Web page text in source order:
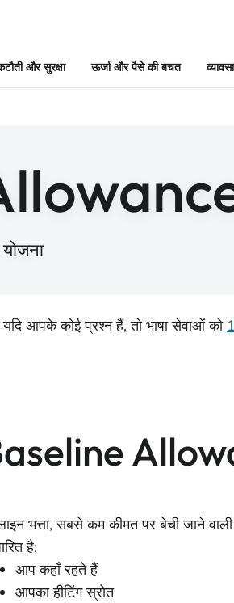
और सुरक्षा ऊर्जा और पैसे की बचत
आपके कोई प्रश्न हैं, तो भाषा सेवाओं को
भत्ता, सबसे कम कीमत पर बेची जाने
है:
आप कहाँ रहते हैं
आपका हीटिंग स्रोत